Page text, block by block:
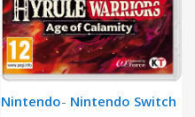
Nintendo- Nintendo Switch